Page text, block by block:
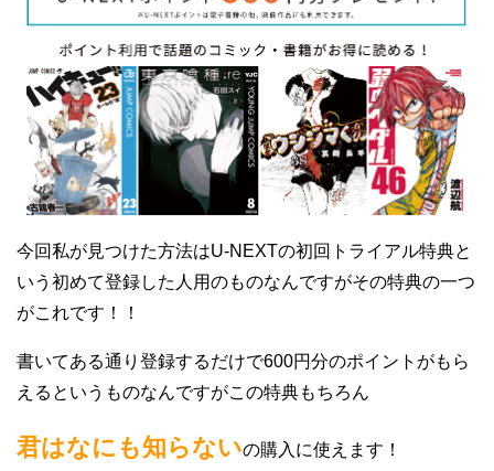
今回私が見つけた方法はU-NEXTの初回トライアル特典と
いう初めて登録した人用のものなんですがその特典の一つ
がこれです！！
書いてある通り登録するだけで600円分のポイントがもら
えるというものなんですがこの特典もちろん
君はなにも知らないの購入に使えます！